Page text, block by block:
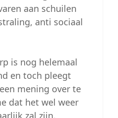
aan schuilen
anti sociaal
is nog helemaal
en toch pleegt
mening over te
dat het wel weer
zal zijn.